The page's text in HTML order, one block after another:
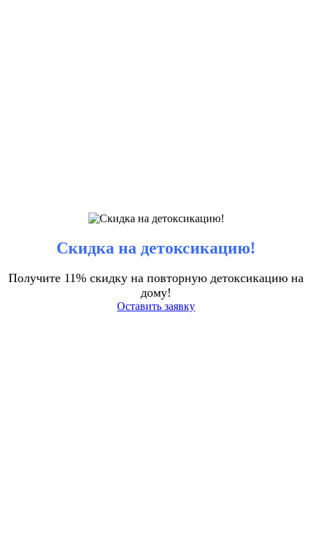
Скидка на детоксикацию!
Получите 11% скидку на повторную детоксикацию на
дому!
Оставить заявку